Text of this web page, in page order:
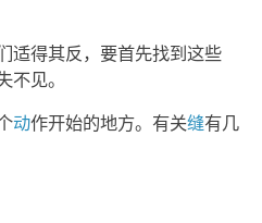
适得其反，要首先找到这些
不见。
动作开始的地方。有关缝有几